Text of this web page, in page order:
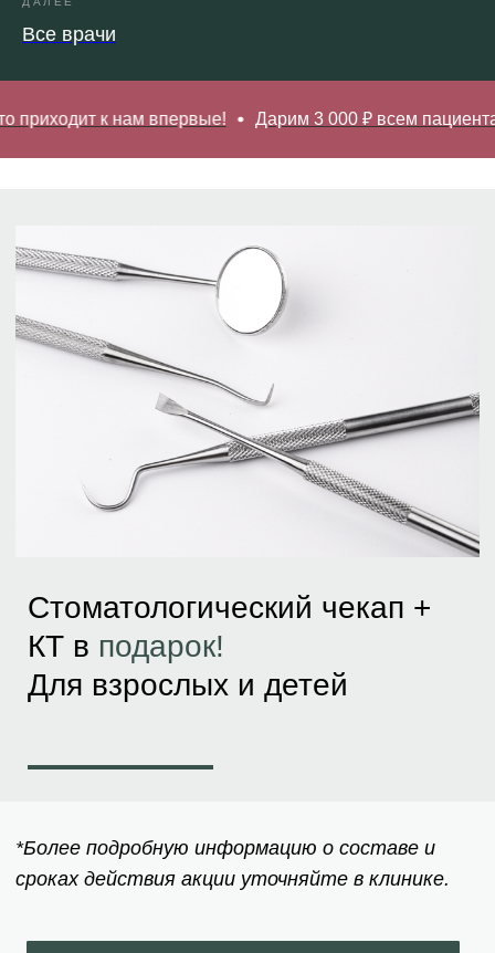
Все врачи
к нам впервые! Дарим 3 000 ₽ всем
*Более подробную информацию о составе и
Записаться